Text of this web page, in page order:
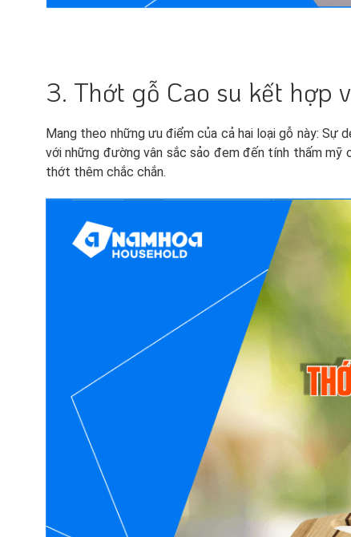
3. Thớt gỗ Cao su kết hợp
Mang theo những ưu điểm của cả hai loại gỗ này:
với những đường vân sắc sảo đem đến tính thấm mỹ
thớt thêm chắc chắn.